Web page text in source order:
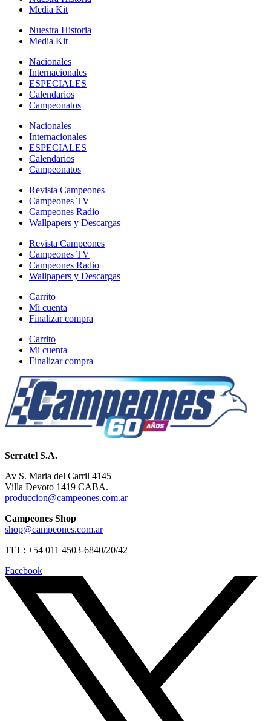
Media Kit
Nuestra Historia
Media Kit
Nacionales
Internacionales
ESPECIALES
Calendarios
Campeonatos
Nacionales
Internacionales
ESPECIALES
Calendarios
Campeonatos
Revista Campeones
Campeones TV
Campeones Radio
Wallpapers y Descargas
Revista Campeones
Campeones TV
Campeones Radio
Wallpapers y Descargas
Carrito
Mi cuenta
Finalizar compra
Carrito
Mi cuenta
Finalizar compra
Serratel S.A.
Av S. Maria del Carril 4145
Villa Devoto 1419 CABA.
produccion@campeones.com.ar
Campeones Shop
shop@campeones.com.ar
TEL: +54 011 4503-6840/20/42
Facebook